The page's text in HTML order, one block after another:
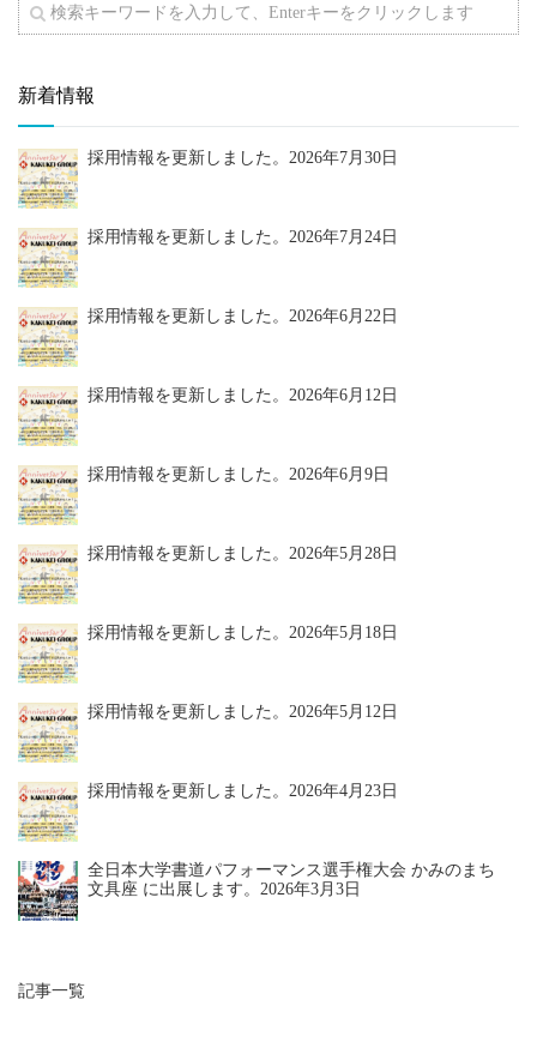
新着情報
採用情報を更新しました。 2026年7月30日
採用情報を更新しました。 2026年7月24日
採用情報を更新しました。 2026年6月22日
採用情報を更新しました。 2026年6月12日
採用情報を更新しました。 2026年6月9日
採用情報を更新しました。 2026年5月28日
採用情報を更新しました。 2026年5月18日
採用情報を更新しました。 2026年5月12日
採用情報を更新しました。 2026年4月23日
全日本大学書道パフォーマンス選手権大会 かみのまち
文具座 に出展します。 2026年3月3日
記事一覧